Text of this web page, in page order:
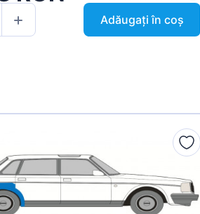
Adăugați în coș